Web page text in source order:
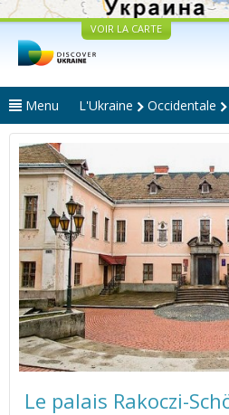
VOIR LA CARTE
Menu L'Ukraine Occidentale
Le palais Rakoczi-